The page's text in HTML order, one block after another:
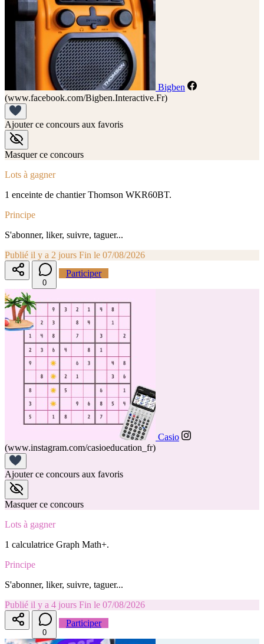
Bigben
(www.facebook.com/Bigben.Interactive.Fr)
Ajouter ce concours aux favoris
Masquer ce concours
Lots à gagner
1 enceinte de chantier Thomson WKR60BT.
Principe
S'abonner, liker, suivre, taguer...
Publié il y a 2 jours Fin le 07/08/2026
0
Participer
Casio
(www.instagram.com/casioeducation_fr)
Ajouter ce concours aux favoris
Masquer ce concours
Lots à gagner
1 calculatrice Graph Math+.
Principe
S'abonner, liker, suivre, taguer...
Publié il y a 4 jours Fin le 07/08/2026
0
Participer